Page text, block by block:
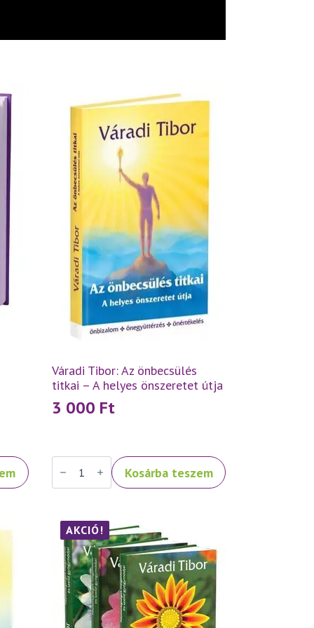
Váradi Tibor: Az önbecsülés
titkai – A helyes önszeretet útja
3 000 Ft
Váradi
Tibor:
Az
helyes
önszeretet
útja
mennyiség
Kosárba teszem
AKCIÓ!